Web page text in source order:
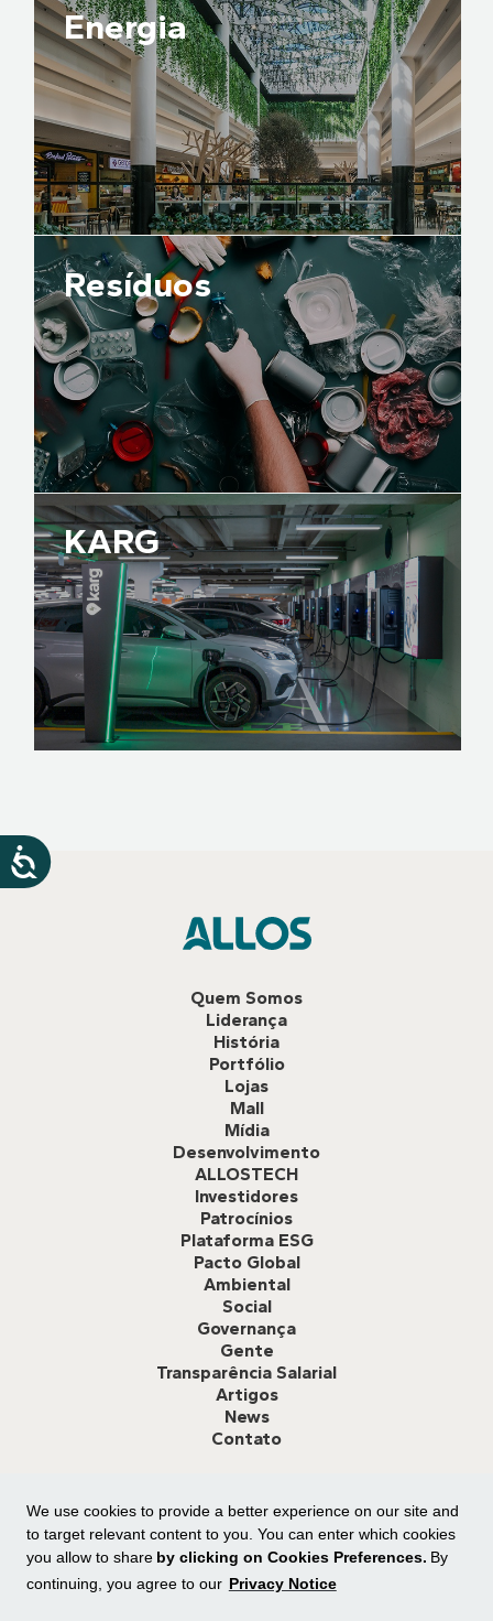
We use cookies to provide a better experience on our site and
to target relevant content to you. You can enter which cookies
you allow to share by clicking on Cookies Preferences. By
continuing, you agree to our Privacy Notice
Energia
Resíduos
KARG
Quem Somos
Liderança
História
Portfólio
Lojas
Mall
Mídia
Desenvolvimento
ALLOSTECH
Investidores
Patrocínios
Plataforma ESG
Pacto Global
Ambiental
Social
Governança
Gente
Transparência Salarial
Artigos
News
Contato
Canal de Ética:Clique aquiou ligue para0800 591 8825para
relatar desvio de conduta ou dar sugestão de melhoria.